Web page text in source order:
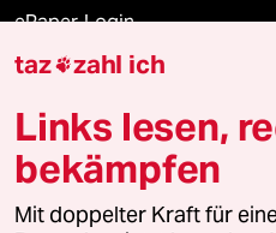
ePaper Login
Downloads für Abonnierende
© 2026 taz Verlags und
Alle Rechte vorbehalten. Bei
taz zahl ich
Links lesen,
bekämpfen
Mit doppelter Kraft für